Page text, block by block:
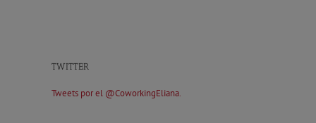
TWITTER
Tweets por el @CoworkingEliana.